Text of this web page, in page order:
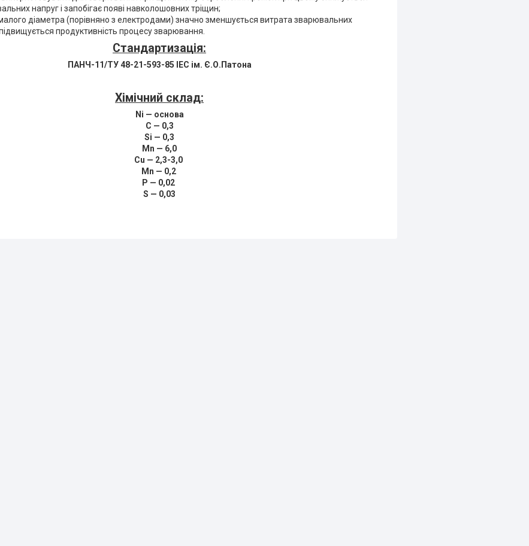
напруг і запобігає появі навколошовних тріщин;
діаметра (порівняно з електродами) значно зменшується витрата зварювальних
продуктивність процесу зварювання.
Стандартизація:
ПАНЧ-11/ТУ 48-21-593-85 ІЕС ім. Є.О.Патона
Хімічний склад:
Ni — основа
С — 0,3
Si — 0,3
Mn — 6,0
Cu — 2,3-3,0
Mn — 0,2
P — 0,02
S — 0,03